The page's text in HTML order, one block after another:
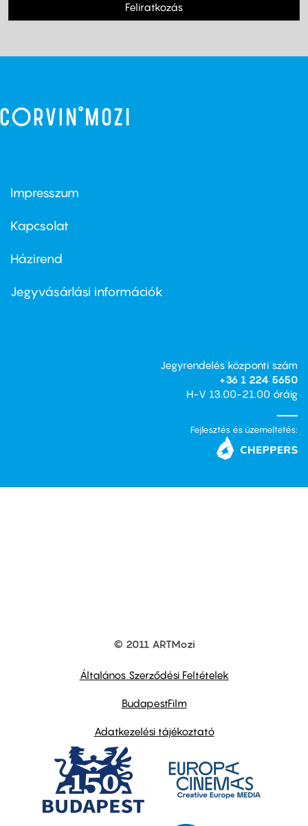
Feliratkozás
Footer
first
Impresszum
Kapcsolat
Footer
second
Házirend
Jegyvásárlási információk
Jegyrendelés központi szám
+36 1 224 5650
H-V 13.00-21.00 óráig
Fejlesztés és üzemeltetés:
© 2011 ARTMozi
Általános Szerződési Feltételek
BudapestFilm
Adatkezelési tájékoztató